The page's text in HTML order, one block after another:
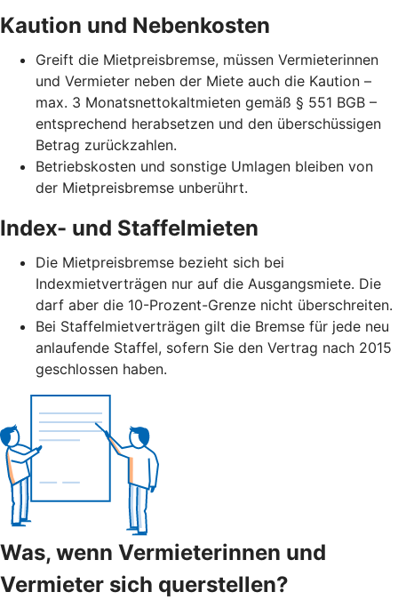
Kaution und Nebenkosten
Greift die Mietpreisbremse, müssen Vermieterinnen
und Vermieter neben der Miete auch die Kaution –
max. 3 Monatsnettokaltmieten gemäß § 551 BGB –
entsprechend herabsetzen und den überschüssigen
Betrag zurückzahlen.
Betriebskosten und sonstige Umlagen bleiben von
der Mietpreisbremse unberührt.
Index- und Staffelmieten
Die Mietpreisbremse bezieht sich bei
Indexmietverträgen nur auf die Ausgangsmiete. Die
darf aber die 10-Prozent-Grenze nicht überschreiten.
Bei Staffelmietverträgen gilt die Bremse für jede neu
anlaufende Staffel, sofern Sie den Vertrag nach 2015
geschlossen haben.
Was, wenn Vermieterinnen und
Vermieter sich querstellen?